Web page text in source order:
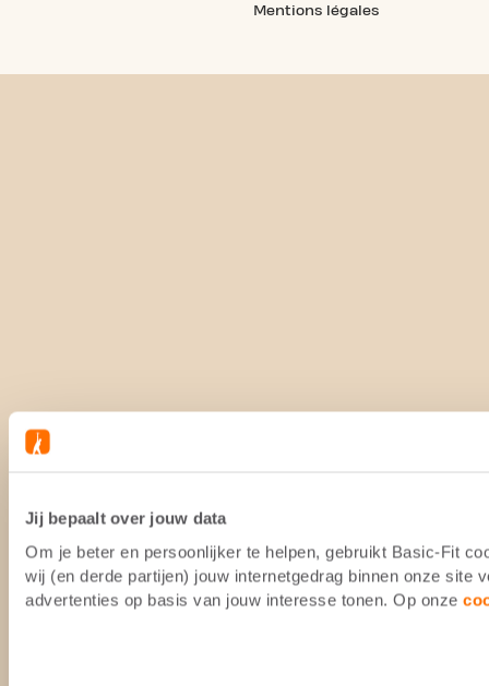
Jij bepaalt over jouw data
Om je beter en persoonlijker te helpen, gebruikt Basic-Fit
wij (en derde partijen) jouw internetgedrag binnen onze site
advertenties op basis van jouw interesse tonen. Op onze
Mentions légales